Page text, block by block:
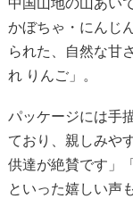
中国山地の山あい
かぼちゃ・にんじ
られた、自然な甘
れ りんご」。
パッケージには手
ており、親しみや
供達が絶賛です」
といった嬉しい声